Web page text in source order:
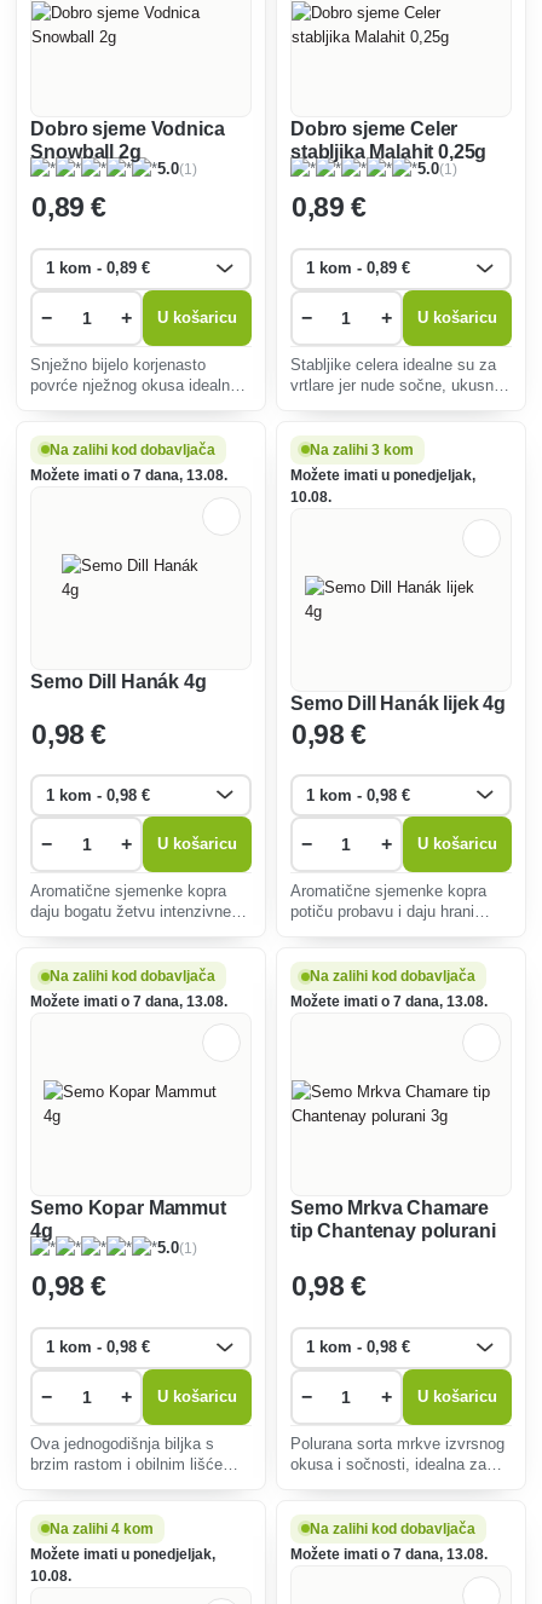
Dobro sjeme Vodnica
Snowball 2g
5.0(1)
0,89 €
− + U košaricu
Snježno bijelo korjenasto
povrće nježnog okusa idealno
vitaminima i mineralima,
otporan na hladnoću.
Dobro sjeme Celer
stabljika Malahit 0,25g
5.0(1)
0,89 €
− + U košaricu
Stabljike celera idealne su za
vrtlare jer nude sočne, ukusne
sunčano mjesto i vlažno tlo, s
berbom od srpnja.
Na zalihi kod dobavljača
Možete imati o 7 dana, 13.08.
Semo Dill Hanák 4g
0,98 €
− + U košaricu
Aromatične sjemenke kopra
daju bogatu žetvu intenzivne
Jednostavan uzgoj u vrtu ili na
balkonu.
Na zalihi 3 kom
Možete imati u ponedjeljak,
10.08.
Semo Dill Hanák lijek 4g
0,98 €
− + U košaricu
Aromatične sjemenke kopra
potiču probavu i daju hrani
za njegu.
Na zalihi kod dobavljača
Možete imati o 7 dana, 13.08.
Semo Kopar Mammut
4g
5.0(1)
0,98 €
− + U košaricu
Ova jednogodišnja biljka s
brzim rastom i obilnim lišćem
posudama.
Na zalihi kod dobavljača
Možete imati o 7 dana, 13.08.
Semo Mrkva Chamare
tip Chantenay polurani
0,98 €
− + U košaricu
Polurana sorta mrkve izvrsnog
okusa i sočnosti, idealna za
Pogodan za različita tla,
otporan na bolesti.
Na zalihi 4 kom
Možete imati u ponedjeljak,
10.08.
Na zalihi kod dobavljača
Možete imati o 7 dana, 13.08.